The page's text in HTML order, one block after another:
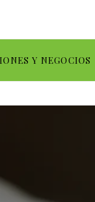
Y NEGOCIOS